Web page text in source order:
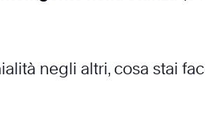
negli altri, cosa stai